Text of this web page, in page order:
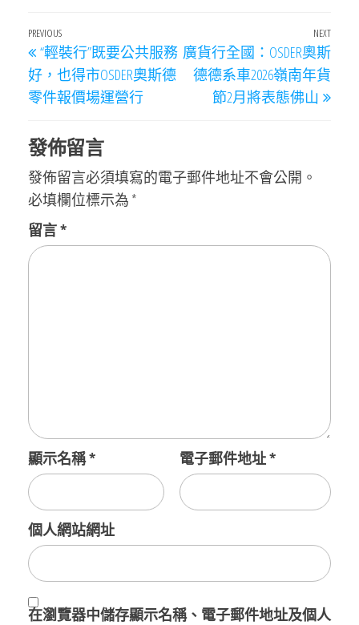
文
章
導
Previous
Post
PREVIOUS
“輕裝行”既要公共服務
好，也得市OSDER奧斯德
零件報價場運營行
Next
Post
NEXT
廣貨行全國：OSDER奧斯
德德系車2026嶺南年貨
節2月將表態佛山
發佈留言
發佈留言必須填寫的電子郵件地址不會公開。
必填欄位標示為 *
留言*
顯示名稱* 電子郵件地址*
個人網站網址
在瀏覽器中儲存顯示名稱、電子郵件地址及個人